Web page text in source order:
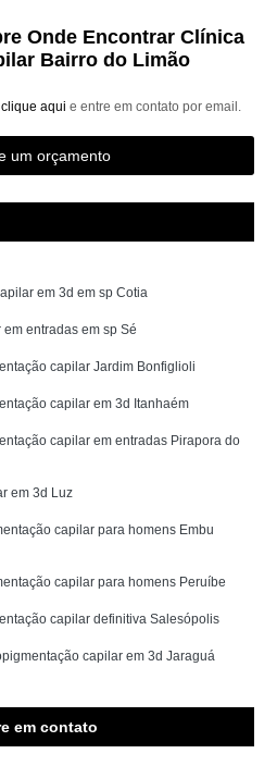
Onde Encontrar Clínica
Bairro do Limão
clique aqui e entre em contato por email.
um orçamento
em 3d em sp Cotia
entradas em sp Sé
capilar Jardim Bonfiglioli
capilar em 3d Itanhaém
capilar em entradas Pirapora do
em 3d Luz
capilar para homens Embu
capilar para homens Peruíbe
capilar definitiva Salesópolis
capilar em 3d Jaraguá
em contato